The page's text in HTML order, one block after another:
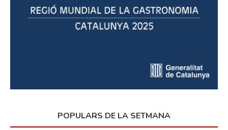
POPULARS DE LA SETMANA